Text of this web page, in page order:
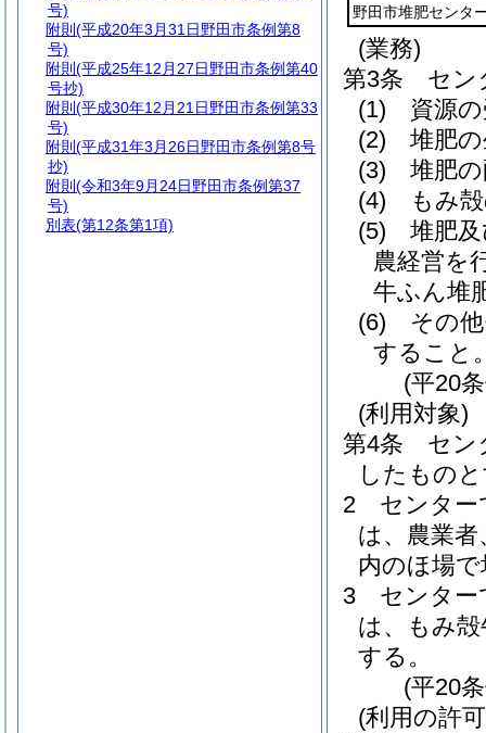
野田市堆肥センタ
(業務)
第3条
セン
(1)
資源
(2)
堆肥
(3)
堆肥
(4)
もみ
(5)
堆肥
農経営を
牛ふん堆
(6)
その
すること
(平20
(利用対象)
第4条
セン
したもの
2
センター
は、農業
内のほ場
3
センター
は、もみ
する。
(平20
(利用の許
号)
附則 (平成20年3月31日野田市条例第8
号)
附則 (平成25年12月27日野田市条例第40
号抄)
附則 (平成30年12月21日野田市条例第33
号)
附則 (平成31年3月26日野田市条例第8号
抄)
附則 (令和3年9月24日野田市条例第37
号)
別表(第12条第1項)